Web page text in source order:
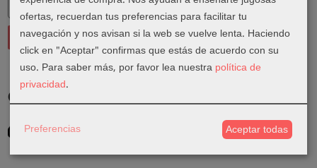
Costes de Envío
GRATIS *
Consultar Destinos
ofertas, recuerdan tus preferencias para facilitar tu
navegación y nos avisan si la web se vuelve lenta. Haciendo
click en "Aceptar" confirmas que estás de acuerdo con su
uso. Para saber más, por favor lea nuestra política de
privacidad.
Preferencias Aceptar todas